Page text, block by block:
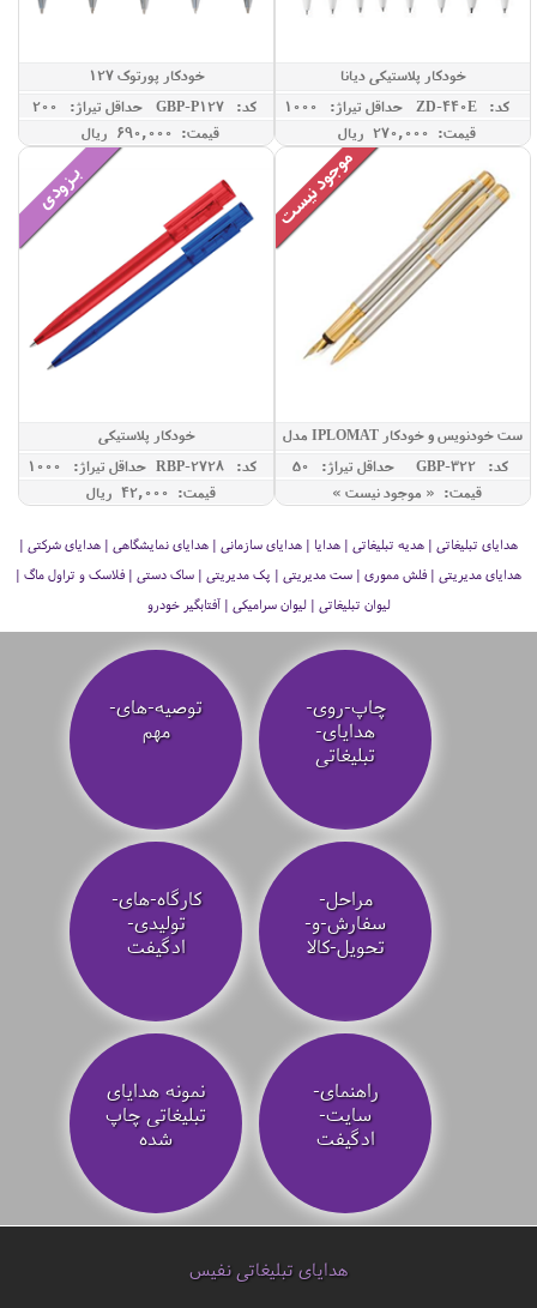
خودکار پلاستیکی دیانا
کد: ZD-440E
حداقل تيراژ: 1000
قیمت: 270,000 ريال
خودکار پورتوک 127
کد: GBP-P127
حداقل تيراژ: 200
قیمت: 690,000 ريال
ست خودنویس و خودکار IPLOMAT مدل
ELLESSE
کد: GBP-322
حداقل تيراژ: 50
قیمت: « موجود نیست »
خودکار پلاستیکی
کد: RBP-2728
حداقل تيراژ: 1000
قیمت: 42,000 ريال
هدایای تبلیغاتی | هدیه تبلیغاتی | هدایا | هدایای سازمانی | هدایای نمایشگاهی | هدایای شرکتی |
هدایای مدیریتی | فلش مموری | ست مدیریتی | پک مدیریتی | ساک دستی | فلاسک و تراول ماگ |
لیوان تبلیغاتی | لیوان سرامیکی | آفتابگیر خودرو
چاپ-روی-
هدایای-
تبلیغاتی
توصیه‌-های-
مهم
مراحل-
سفارش-و-
تحویل-کالا
کارگاه-های-
تولیدی-
ادگیفت
راهنمای-
سایت-
ادگیفت
نمونه هدایای
تبلیغاتی چاپ
شده
هدایای تبلیغاتی نفیس